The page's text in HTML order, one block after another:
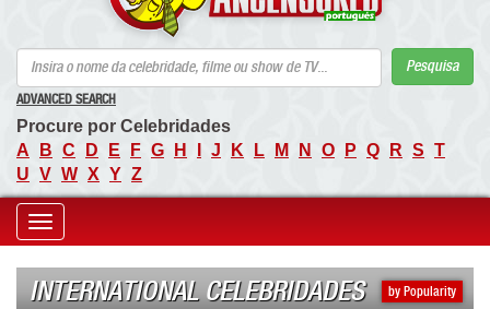
Pesquisa
ADVANCED SEARCH
Procure por Celebridades
A
B C D E F G H J K L M N O P Q R S T
U V W X Y Z
Toggle
navigation
by Popularity
INTERNATIONAL CELEBRIDADES